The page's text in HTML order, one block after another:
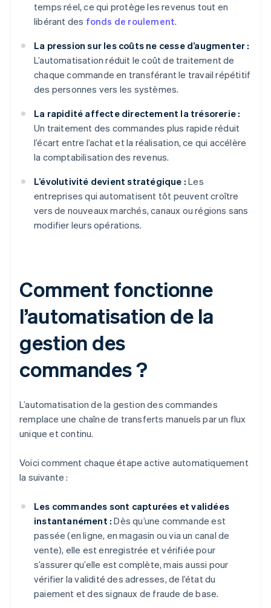
temps réel, ce qui protège les revenus tout en
libérant des fonds de roulement.
La pression sur les coûts ne cesse d’augmenter :
L’automatisation réduit le coût de traitement de
chaque commande en transférant le travail répétitif
des personnes vers les systèmes.
La rapidité affecte directement la trésorerie :
Un traitement des commandes plus rapide réduit
l’écart entre l’achat et la réalisation, ce qui accélère
la comptabilisation des revenus.
L’évolutivité devient stratégique : Les
entreprises qui automatisent tôt peuvent croître
vers de nouveaux marchés, canaux ou régions sans
modifier leurs opérations.
Comment fonctionne
l’automatisation de la
gestion des
commandes ?
L’automatisation de la gestion des commandes
remplace une chaîne de transferts manuels par un flux
unique et continu.
Voici comment chaque étape active automatiquement
la suivante :
Les commandes sont capturées et validées
instantanément : Dès qu’une commande est
passée (en ligne, en magasin ou via un canal de
vente), elle est enregistrée et vérifiée pour
s’assurer qu’elle est complète, mais aussi pour
vérifier la validité des adresses, de l’état du
paiement et des signaux de fraude de base.